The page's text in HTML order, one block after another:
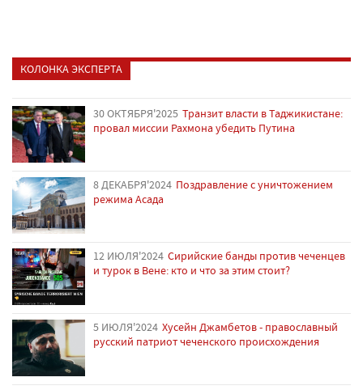
КОЛОНКА ЭКСПЕРТА
30 ОКТЯБРЯ'2025 Транзит власти в Таджикистане:
провал миссии Рахмона убедить Путина
8 ДЕКАБРЯ'2024 Поздравление с уничтожением
режима Асада
12 ИЮЛЯ'2024 Сирийские банды против чеченцев
и турок в Вене: кто и что за этим стоит?
5 ИЮЛЯ'2024 Хусейн Джамбетов - православный
русский патриот чеченского происхождения